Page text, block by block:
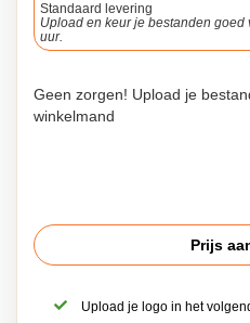
Standaard levering
Upload en keur je bestanden goed
uur.
Geen zorgen! Upload je
winkelmand
Prijs
Upload je logo in het